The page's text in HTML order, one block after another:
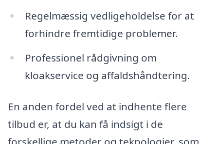
Regelmæssig vedligeholdelse for at
forhindre fremtidige problemer.
Professionel rådgivning om
kloakservice og affaldshåndtering.
En anden fordel ved at indhente flere
tilbud er, at du kan få indsigt i de